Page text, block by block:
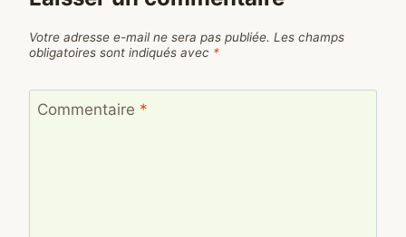
Votre adresse e-mail ne sera pas publiée. Les champs
obligatoires sont indiqués avec *
Commentaire *